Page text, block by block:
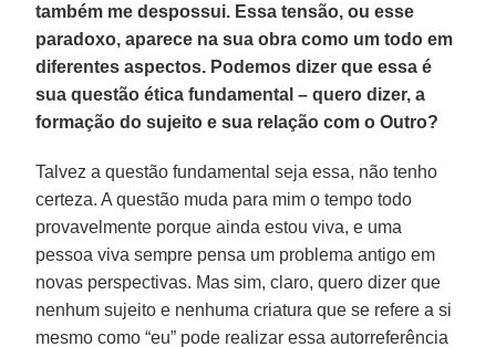
também me despossui. Essa tensão, ou esse
paradoxo, aparece na sua obra como um todo em
diferentes aspectos. Podemos dizer que essa é
sua questão ética fundamental – quero dizer, a
formação do sujeito e sua relação com o Outro?
Talvez a questão fundamental seja essa, não tenho
certeza. A questão muda para mim o tempo todo
provavelmente porque ainda estou viva, e uma
pessoa viva sempre pensa um problema antigo em
novas perspectivas. Mas sim, claro, quero dizer que
nenhum sujeito e nenhuma criatura que se refere a si
mesmo como “eu” pode realizar essa autorreferência